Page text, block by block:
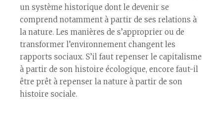
un système historique dont le devenir se
comprend notamment à partir de ses relations à
la nature. Les manières de s’approprier ou de
transformer l’environnement changent les
rapports sociaux. S’il faut repenser le capitalisme
à partir de son histoire écologique, encore faut-il
être prêt à repenser la nature à partir de son
histoire sociale.